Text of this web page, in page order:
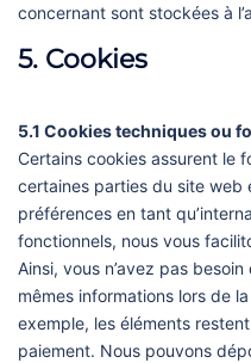
concernant sont stockées à
5. Cookies
5.1 Cookies techniques ou
Certains cookies assurent le
certaines parties du site web
préférences en tant
fonctionnels, nous vous
Ainsi, vous n’avez pas
mêmes informations lors de
exemple, les éléments
paiement. Nous pouvons